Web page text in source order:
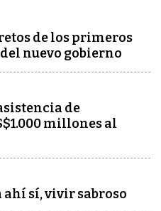
de los primeros
nuevo gobierno
de
millones al
ahí sí, vivir sabroso